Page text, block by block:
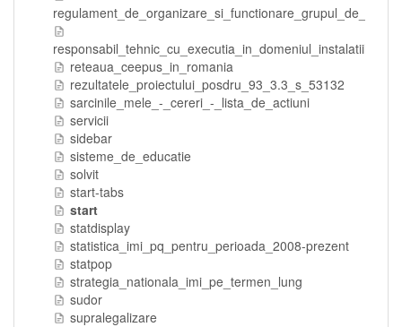
reteaua_ceepus_in_romania
rezultatele_proiectului_posdru_93_3.3_s_53132
sarcinile_mele_-_cereri_-_lista_de_actiuni
servicii
sidebar
sisteme_de_educatie
solvit
start-tabs
start
statdisplay
statistica_imi_pq_pentru_perioada_2008-prezent
statpop
strategia_nationala_imi_pe_termen_lung
sudor
supralegalizare